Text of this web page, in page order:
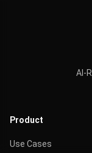
AI-
Product
Use Cases